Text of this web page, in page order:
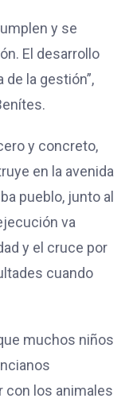
y se
El desarrollo
la gestión”,
y concreto,
en la avenida
pueblo, junto al
va
y el cruce por
cuando
muchos niños
con los animales